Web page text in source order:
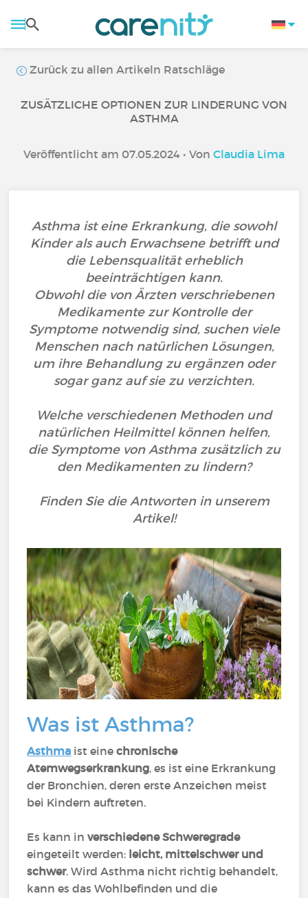
Zurück zu allen Artikeln Ratschläge
ZUSÄTZLICHE OPTIONEN ZUR LINDERUNG VON
ASTHMA
Veröffentlicht am 07.05.2024 • Von Claudia Lima
Asthma ist eine Erkrankung, die sowohl
Kinder als auch Erwachsene betrifft und
die Lebensqualität erheblich
beeinträchtigen kann.
Obwohl die von Ärzten verschriebenen
Medikamente zur Kontrolle der
Symptome notwendig sind, suchen viele
Menschen nach natürlichen Lösungen,
um ihre Behandlung zu ergänzen oder
sogar ganz auf sie zu verzichten.
Welche verschiedenen Methoden und
natürlichen Heilmittel können helfen,
die Symptome von Asthma zusätzlich zu
den Medikamenten zu lindern?
Finden Sie die Antworten in unserem
Artikel!
Was ist Asthma?
Asthma ist einechronische
Atemwegserkrankung, es ist eine Erkrankung
der Bronchien, deren erste Anzeichen meist
bei Kindern auftreten.
Es kann inverschiedene Schweregrade
eingeteilt werden: leicht, mittelschwer und
schwer. Wird Asthma nicht richtig behandelt,
kann es das Wohlbefinden und die